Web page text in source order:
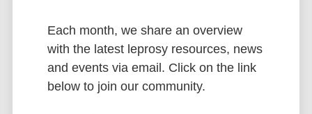
diagnosed; it predominated as a delay time for
diagnosis, from one to five months. The provinces of
Ciego de Ávila, Havana and Santiago de Cuba were
possible sources of infection for our patients, in
Each month, we share an overview
with the latest leprosy resources, news
and events via email. Click on the link
below to join our community.